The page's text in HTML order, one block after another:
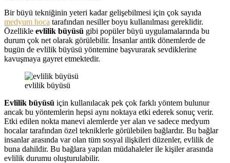
Bir büyü tekniğinin yeteri kadar gelişebilmesi için çok sayıda
medyum hoca tarafından nesiller boyu kullanılması gereklidir.
Özellikle evlilik büyüsü gibi popüler büyü uygulamalarında bu
durum çok net olarak görülebilir. İnsanlar antik dönemlerde de
bugün de evlilik büyüsü yöntemine başvurarak sevdiklerine
kavuşmaya gayret etmektedir.
evlilik büyüsü
Evlilik büyüsü için kullanılacak pek çok farklı yöntem bulunur
ancak bu yöntemlerin hepsi aynı noktaya etki ederek sonuç verir.
Etki edilen nokta manevi alemlerde yer alan ve sadece medyum
hocalar tarafından özel tekniklerle görülebilen bağlardır. Bu bağlar
insanlar arasında var olan tüm sosyal ilişkileri düzenler, evlilik de
buna dahildir. Bu bağlara yapılan müdahaleler ile kişiler arasında
evlilik durumu oluşturulabilir.